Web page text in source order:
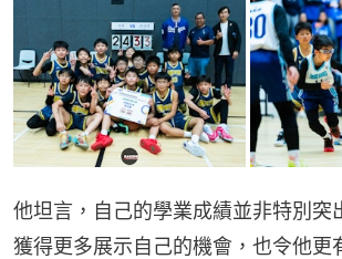
他坦言，自己的學業成績並非特別突
獲得更多展示自己的機會，也令他更